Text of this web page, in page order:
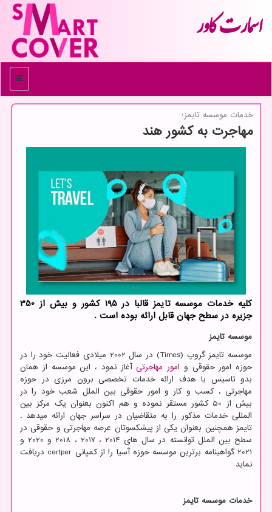
اسمارت كاور
منو
خدمات موسسه تایمز؛
مهاجرت به کشور هند
کلیه خدمات موسسه تایمز قالبا در 195 کشور و بیش از 350
جزیره در سطح جهان قابل ارائه بوده است .
موسسه تایمز
موسسه تایمز گروپ (Times)
در سال 2002 میلادی فعالیت خود را در
حوزه امور حقوقی و امور مهاجرتیآغاز نمود ، این موسسه از همان
بدو تاسیس با هدف ارائه خدمات تخصصی برون مرزی در حوزه
مهاجرتی ، کسب و کار و امور حقوقی بین الملل شعب خود را در
بیش از 50 کشور مستقر نموده و هم اکنون بعنوان یک مرکز بین
المللی خدمات مذکور را به متقاضیان در سراسر جهان ارائه میدهد .
تایمز همچنین بعنوان یکی از پیشکسوتان عرصه مهاجرتی و حقوقی در
سطح بین الملل توانسته در سال های 2014 ، 2017 ، 2018 و 2020 و
2021 گواهینامه برترین موسسه حوزه آسیا را از کمپانی
certper دریافت
نماید
خدمات موسسه تایمز